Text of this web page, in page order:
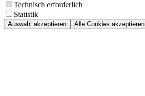
Technisch erforderlich
Statistik
Auswahl akzeptieren Alle Cookies akzeptieren